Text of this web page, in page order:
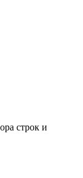
строк и